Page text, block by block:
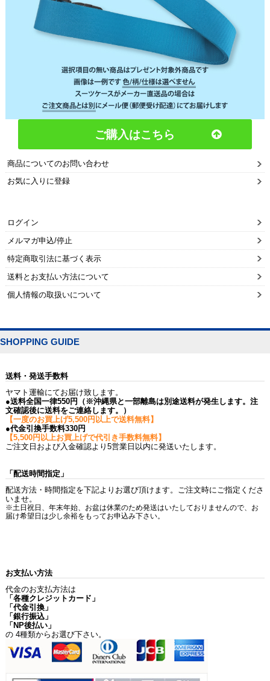
ご購入はこちら
商品についてのお問い合わせ
お気に入りに登録
ログイン
メルマガ申込/停止
特定商取引法に基づく表示
送料とお支払い方法について
個人情報の取扱いについて
SHOPPING GUIDE
送料・発送手数料
ヤマト運輸にてお届け致します。
●送料全国一律550円（※沖縄県と一部離島は別途送料が発生します。注
文確認後に送料をご連絡します。）
【一度のお買上げ5,500円以上で送料無料】
●代金引換手数料330円
【5,500円以上お買上げで代引き手数料無料】
ご注文日および入金確認より5営業日以内に発送いたします。
「配送時間指定」
配送方法・時間指定を下記よりお選び頂けます。ご注文時にご指定くださ
いませ。
※土日祝日、年末年始、お盆は休業のため発送はいたしておりませんので、お
届け希望日は少し余裕をもってお申込み下さい。
お支払い方法
代金のお支払方法は
「各種クレジットカード」
「代金引換」
「銀行振込」
「NP後払い」
の 4種類からお選び下さい。